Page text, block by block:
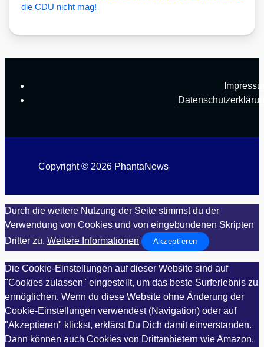
die CDU nicht mag!
Copyright © 2026 PhantaNews
Durch die weitere Nutzung der Seite stimmst du der
Verwendung von Cookies und von eingebundenen Skripten
Dritter zu. Weitere Informationen Akzeptieren
Die Cookie-Einstellungen auf dieser Website sind auf
"Cookies zulassen" eingestellt, um das beste Surferlebnis zu
ermöglichen. Wenn du diese Website ohne Änderung der
Cookie-Einstellungen verwendest (Navigation) oder auf
"Akzeptieren" klickst, erklärst Du Dich damit einverstanden.
Dann können auch Cookies von Drittanbietern wie Amazon,